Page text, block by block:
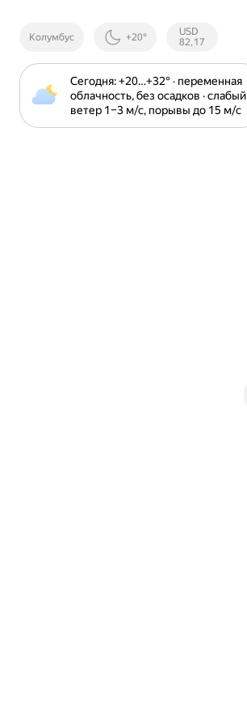
Колумбус +20°
Курсы ЦБ
РФ
USD
82,17
Сегодня: +20⁠…⁠+32⁠° · переменная
облачность, без осадков · слабый
ветер 1⁠–⁠3 м⁠/⁠с, порывы до 15 м⁠/⁠с